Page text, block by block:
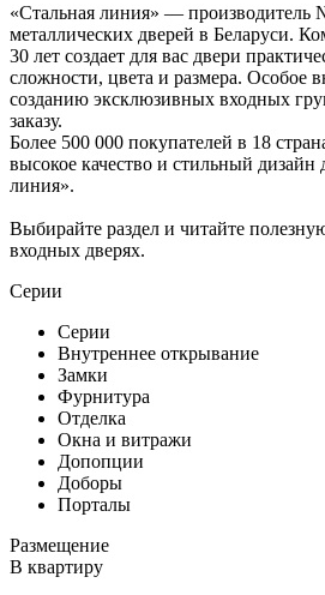
«Стальная линия» — производитель
металлических дверей в Беларуси.
30 лет создает для вас двери
сложности, цвета и размера. Особое
созданию эксклюзивных входных
заказу.
Более 500 000 покупателей в 18
высокое качество и стильный дизайн
линия».
Выбирайте раздел и читайте
входных дверях.
Серии
Серии
Внутреннее открывание
Замки
Фурнитура
Отделка
Окна и витражи
Допопции
Доборы
Порталы
Размещение
В квартиру